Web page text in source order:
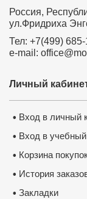
Россия,
ул.Фридриха
Тел: +7(499)
e-mail:
Личный
• Вход в личный
• Вход в
• Корзина
• История
• Закладки